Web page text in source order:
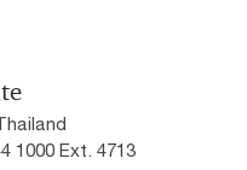
1000 Ext. 4713